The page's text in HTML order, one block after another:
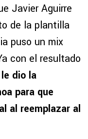
Javier Aguirre
de la plantilla
puso un mix
con el resultado
dio la
para que
al reemplazar al